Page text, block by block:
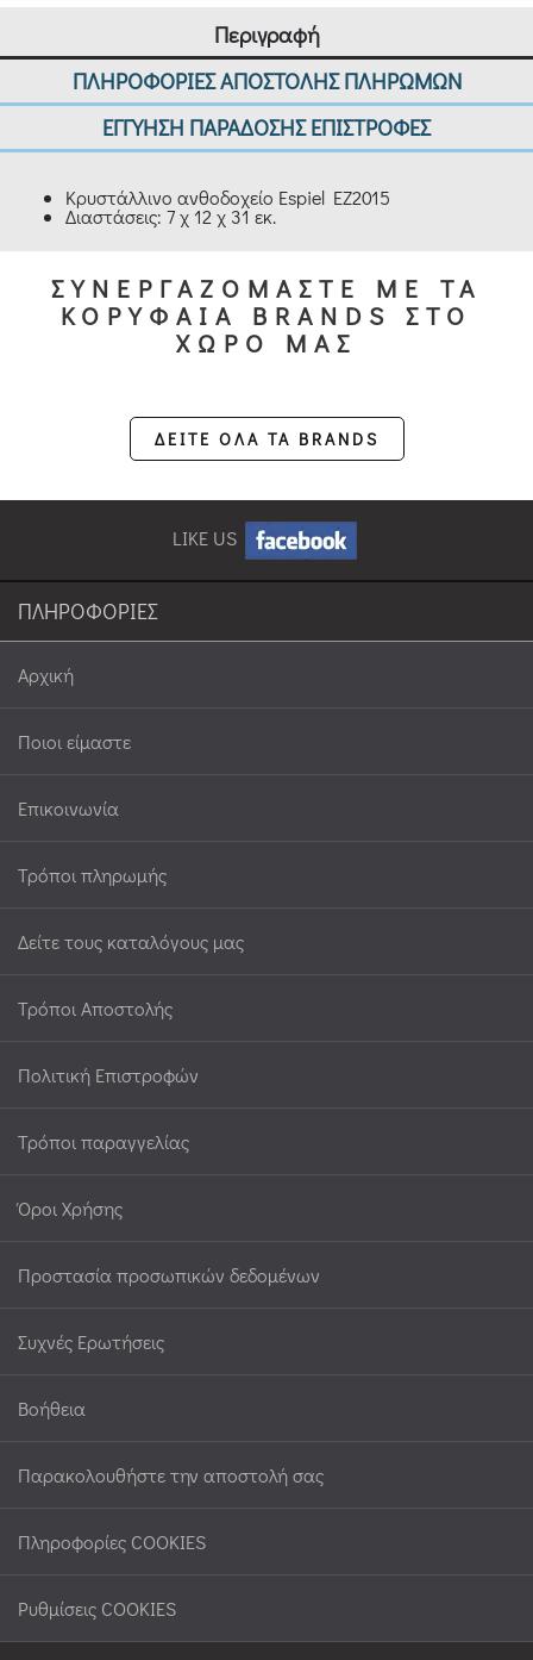
Περιγραφή
ΠΛΗΡΟΦΟΡΙΕΣ ΑΠΟΣΤΟΛΗΣ ΠΛΗΡΩΜΩΝ
ΕΓΓΥΗΣΗ ΠΑΡΑΔΟΣΗΣ ΕΠΙΣΤΡΟΦΕΣ
Κρυστάλλινο ανθοδοχείο Espiel EZ2015
Διαστάσεις: 7 χ 12 χ 31 εκ.
ΣΥΝΕΡΓΑΖΟΜΑΣΤΕ ΜΕ ΤΑ
ΚΟΡΥΦΑΙΑ BRANDS ΣΤΟ
ΧΩΡΟ ΜΑΣ
ΔΕΙΤΕ ΟΛΑ ΤΑ BRANDS
LIKE US
ΠΛΗΡΟΦΟΡΙΕΣ
Αρχική
Ποιοι είμαστε
Επικοινωνία
Τρόποι πληρωμής
Δείτε τους καταλόγους μας
Τρόποι Αποστολής
Πολιτική Επιστροφών
Τρόποι παραγγελίας
Όροι Χρήσης
Προστασία προσωπικών δεδομένων
Συχνές Ερωτήσεις
Βοήθεια
Παρακολουθήστε την αποστολή σας
Πληροφορίες COOKIES
Ρυθμίσεις COOKIES